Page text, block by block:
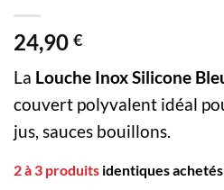
24,90 €
La Louche Inox Silicone
couvert polyvalent idéal
jus, sauces bouillons.
2 à 3 produits identiques achetés